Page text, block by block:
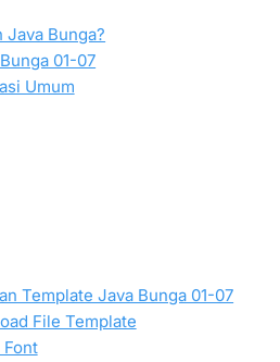
Java Bunga?
01-07
Umum
Template Java Bunga 01-07
File Template
Font